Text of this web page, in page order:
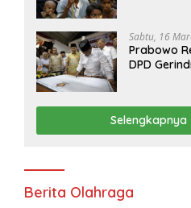
Sabtu, 16
Prabowo
DPD
Selengkapnya
Berita Olahraga